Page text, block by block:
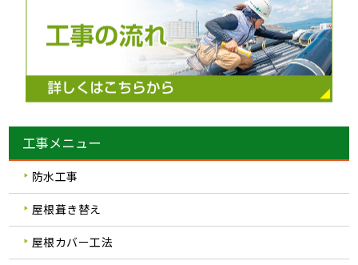
工事メニュー
防水工事
屋根葺き替え
屋根カバー工法